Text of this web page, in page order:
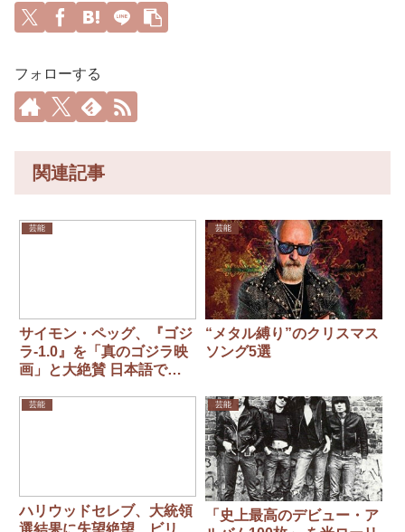
フォローする
関連記事
芸能
サイモン・ペッグ、『ゴジ
ラ-1.0』を「真のゴジラ映
画」と大絶賛 日本語での
芸能
“メタル縛り”のクリスマス
ソング5選
芸能
ハリウッドセレブ、大統領
選結果に失望絶望 ビリ
芸能
「史上最高のデビュー・ア